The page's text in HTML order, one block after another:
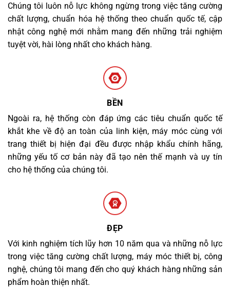
Chúng tôi luôn nỗ lực không ngừng trong việc tăng cường
chất lượng, chuẩn hóa hệ thống theo chuẩn quốc tế, cập
nhật công nghệ mới nhằm mang đến những trải nghiệm
tuyệt vời, hài lòng nhất cho khách hàng.
BỀN
Ngoài ra, hệ thống còn đáp ứng các tiêu chuẩn quốc tế
khắt khe về độ an toàn của linh kiện, máy móc cùng với
trang thiết bị hiện đại đều được nhập khẩu chính hãng,
những yếu tố cơ bản này đã tạo nên thế mạnh và uy tín
cho hệ thống của chúng tôi.
ĐẸP
Với kinh nghiệm tích lũy hơn 10 năm qua và những nỗ lực
trong việc tăng cường chất lượng, máy móc thiết bị, công
nghệ, chúng tôi mang đến cho quý khách hàng những sản
phẩm hoàn thiện nhất.